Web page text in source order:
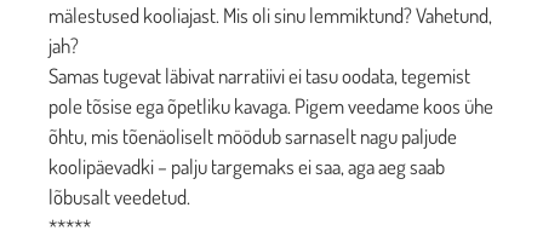
mälestused kooliajast. Mis oli sinu lemmiktund? Vahetund,
jah?
Samas tugevat läbivat narratiivi ei tasu oodata, tegemist
pole tõsise ega õpetliku kavaga. Pigem veedame koos ühe
õhtu, mis tõenäoliselt möödub sarnaselt nagu paljude
koolipäevadki – palju targemaks ei saa, aga aeg saab
lõbusalt veedetud.
*****